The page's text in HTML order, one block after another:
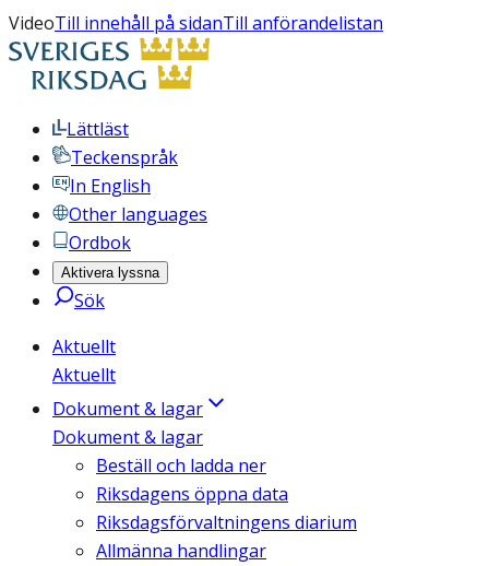
VideoTill innehåll på sidanTill anförandelistan
Lättläst
Teckenspråk
In English
Other languages
Ordbok
Aktivera lyssna
Sök
Aktuellt
Aktuellt
Dokument & lagar
Dokument & lagar
Beställ och ladda ner
Riksdagens öppna data
Riksdagsförvaltningens diarium
Allmänna handlingar